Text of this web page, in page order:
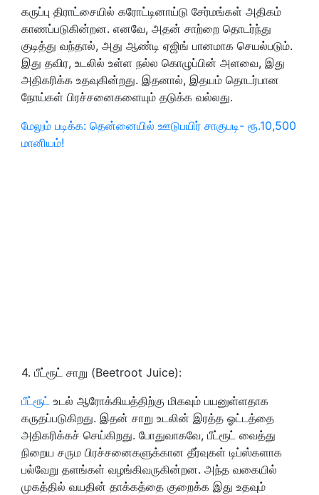
கருப்பு திராட்சையில் கரோட்டினாய்டு சேர்மங்கள் அதிகம்
காணப்படுகின்றன. எனவே, அதன் சாற்றை தொடர்ந்து
குடித்து வந்தால், அது ஆண்டி ஏஜிங் பானமாக செயல்படும்.
இது தவிர, உடலில் உள்ள நல்ல கொழுப்பின் அளவை, இது
அதிகரிக்க உதவுகின்றது. இதனால், இதயம் தொடர்பான
நோய்கள் பிரச்சனைகளையும் தடுக்க வல்லது.
மேலும் படிக்க: தென்னையில் ஊடுபயிர் சாகுபடி- ரூ.10,500
மானியம்!
4. பீட்ரூட் சாறு (Beetroot Juice):
பீட்ரூட் உடல் ஆரோக்கியத்திற்கு மிகவும் பயனுள்ளதாக
கருதப்படுகிறது. இதன் சாறு உடலின் இரத்த ஓட்டத்தை
அதிகரிக்கச் செய்கிறது. போதுவாகவே, பீட்ரூட் வைத்து
நிறைய சரும பிரச்சனைகளுக்கான தீர்வுகள் டிப்ஸ்களாக
பல்வேறு தளங்கள் வழங்கிவருகின்றன. அந்த வகையில்
முகத்தில் வயதின் தாக்கத்தை குறைக்க இது உதவும்